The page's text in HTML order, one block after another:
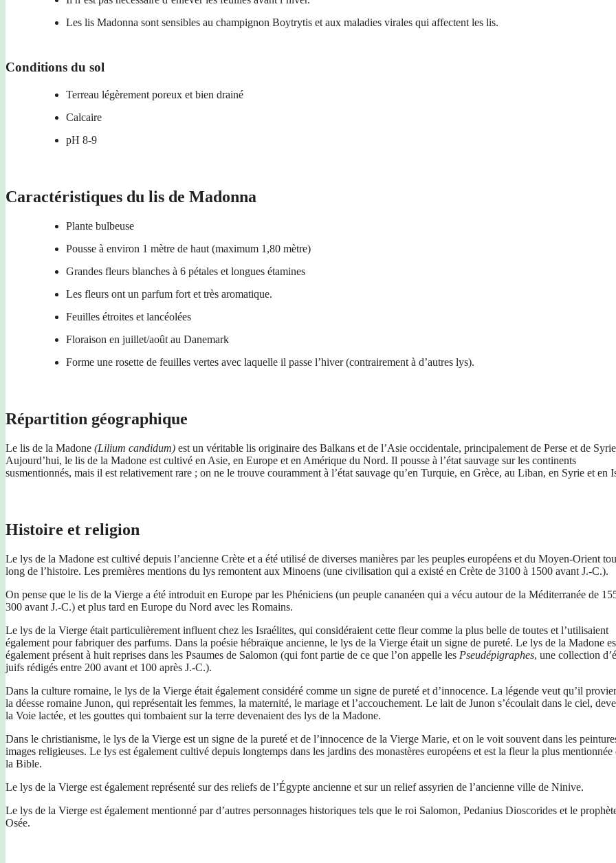
Les lis Madonna sont sensibles au champignon Boytrytis et aux maladies virales qui affectent les lis.
Conditions du sol
Terreau légèrement poreux et bien drainé
Calcaire
pH 8-9
Caractéristiques du lis de Madonna
Plante bulbeuse
Pousse à environ 1 mètre de haut (maximum 1,80 mètre)
Grandes fleurs blanches à 6 pétales et longues étamines
Les fleurs ont un parfum fort et très aromatique.
Feuilles étroites et lancéolées
Floraison en juillet/août au Danemark
Forme une rosette de feuilles vertes avec laquelle il passe l’hiver (contrairement à d’autres lys).
Répartition géographique
Le lis de la Madone (Lilium candidum) est un véritable lis originaire des Balkans et de l’Asie occidentale, principalement de Perse et de
Aujourd’hui, le lis de la Madone est cultivé en Asie, en Europe et en Amérique du Nord. Il pousse à l’état sauvage sur les continents
susmentionnés, mais il est relativement rare ; on ne le trouve couramment à l’état sauvage qu’en Turquie, en Grèce, au Liban, en Syrie et en
Histoire et religion
Le lys de la Madone est cultivé depuis l’ancienne Crète et a été utilisé de diverses manières par les peuples européens et du Moyen-Orient
long de l’histoire. Les premières mentions du lys remontent aux Minoens (une civilisation qui a existé en Crète de 3100 à 1500 avant J.-C.).
On pense que le lis de la Vierge a été introduit en Europe par les Phéniciens (un peuple cananéen qui a vécu autour de la Méditerranée de
300 avant J.-C.) et plus tard en Europe du Nord avec les Romains.
Le lys de la Vierge était particulièrement influent chez les Israélites, qui considéraient cette fleur comme la plus belle de toutes et l’utilisaient
également pour fabriquer des parfums. Dans la poésie hébraïque ancienne, le lys de la Vierge était un signe de pureté. Le lys de la Madone
également présent à huit reprises dans les Psaumes de Salomon (qui font partie de ce que l’on appelle les Pseudépigraphes, une collection
juifs rédigés entre 200 avant et 100 après J.-C.).
Dans la culture romaine, le lys de la Vierge était également considéré comme un signe de pureté et d’innocence. La légende veut qu’il
la déesse romaine Junon, qui représentait les femmes, la maternité, le mariage et l’accouchement. Le lait de Junon s’écoulait dans le ciel,
la Voie lactée, et les gouttes qui tombaient sur la terre devenaient des lys de la Madone.
Dans le christianisme, le lys de la Vierge est un signe de la pureté et de l’innocence de la Vierge Marie, et on le voit souvent dans les
images religieuses. Le lys est également cultivé depuis longtemps dans les jardins des monastères européens et est la fleur la plus mentionnée
la Bible.
Le lys de la Vierge est également représenté sur des reliefs de l’Égypte ancienne et sur un relief assyrien de l’ancienne ville de Ninive.
Le lys de la Vierge est également mentionné par d’autres personnages historiques tels que le roi Salomon, Pedanius Dioscorides et le
Osée.